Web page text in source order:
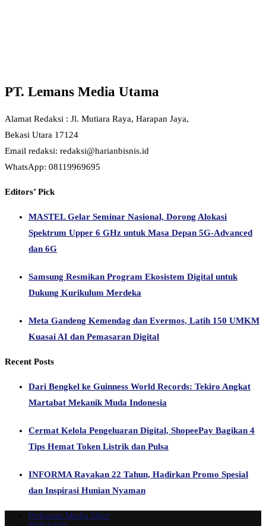
PT. Lemans Media Utama
Alamat Redaksi : Jl. Mutiara Raya, Harapan Jaya,
Bekasi Utara 17124
Email redaksi: redaksi@harianbisnis.id
WhatsApp: 08119969695
Editors’ Pick
MASTEL Gelar Seminar Nasional, Dorong Alokasi
Spektrum Upper 6 GHz untuk Masa Depan 5G-Advanced
dan 6G
Samsung Resmikan Program Ekosistem Digital untuk
Dukung Kurikulum Merdeka
Meta Gandeng Kemendag dan Evermos, Latih 150 UMKM
Kuasai AI dan Pemasaran Digital
Recent Posts
Dari Bengkel ke Guinness World Records: Tekiro Angkat
Martabat Mekanik Muda Indonesia
Cermat Kelola Pengeluaran Digital, ShopeePay Bagikan 4
Tips Hemat Token Listrik dan Pulsa
INFORMA Rayakan 22 Tahun, Hadirkan Promo Spesial
dan Inspirasi Hunian Nyaman
Pedoman Media Siber